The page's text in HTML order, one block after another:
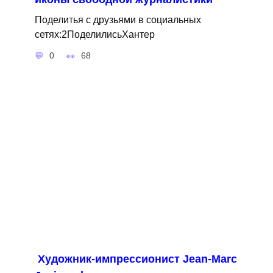
Поделитья с друзьями в социальных
сетях:2ПоделилисьХантер
0 68
Художник-импрессионист Jean-Marc